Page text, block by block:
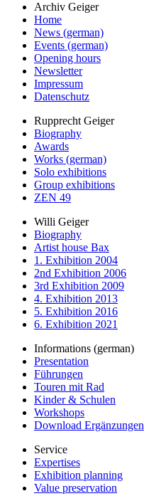
Archiv Geiger
Home
News (german)
Events (german)
Opening hours
Newsletter
Impressum
Datenschutz
Rupprecht Geiger
Biography
Awards
Works (german)
Solo exhibitions
Group exhibitions
ZEN 49
Willi Geiger
Biography
Artist house Bax
1. Exhibition 2004
2nd Exhibition 2006
3rd Exhibition 2009
4. Exhibition 2013
5. Exhibition 2016
6. Exhibition 2021
Informations (german)
Presentation
Führungen
Touren mit Rad
Kinder & Schulen
Workshops
Download Ergänzungen
Service
Expertises
Exhibition planning
Value preservation